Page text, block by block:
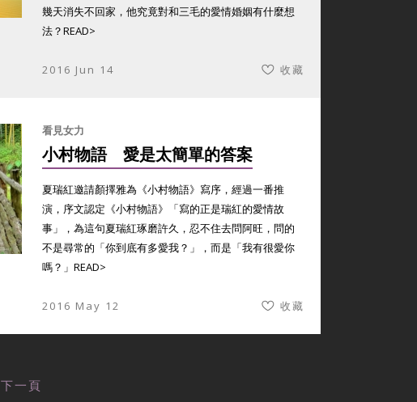
幾天消失不回家，他究竟對和三毛的愛情婚姻有什麼想
法？READ>
2016 Jun 14 收藏
看見女力
小村物語 愛是太簡單的答案
夏瑞紅邀請顏擇雅為《小村物語》寫序，經過一番推
演，序文認定《小村物語》「寫的正是瑞紅的愛情故
事」，為這句夏瑞紅琢磨許久，忍不住去問阿旺，問的
不是尋常的「你到底有多愛我？」，而是「我有很愛你
嗎？」 READ>
2016 May 12 收藏
下一頁